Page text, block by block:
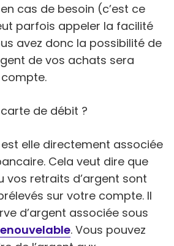
cas de besoin (c’est ce
parfois appeler la facilité
avez donc la possibilité de
de vos achats sera
de débit ?
elle directement associée
Cela veut dire que
vos retraits d’argent sont
sur votre compte. Il
d’argent associée sous
. Vous pouvez